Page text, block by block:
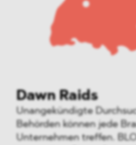
Dawn Raids
Unangekündigte
Behörden können jede
Unternehmen treffen.